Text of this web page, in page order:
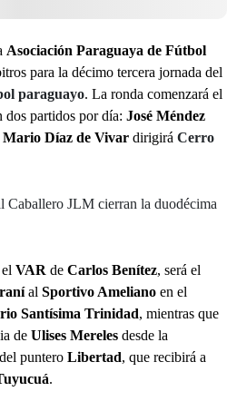
Asociación Paraguaya de Fútbol
para la décimo tercera jornada del
paraguayo. La ronda comenzará el
dos partidos por día: José Méndez
Mario Díaz de Vivar dirigirá Cerro
Caballero JLM cierran la duodécima
VAR de Carlos Benítez, será el
al Sportivo Ameliano en el
Santísima Trinidad, mientras que
de Ulises Mereles desde la
puntero Libertad, que recibirá a
.